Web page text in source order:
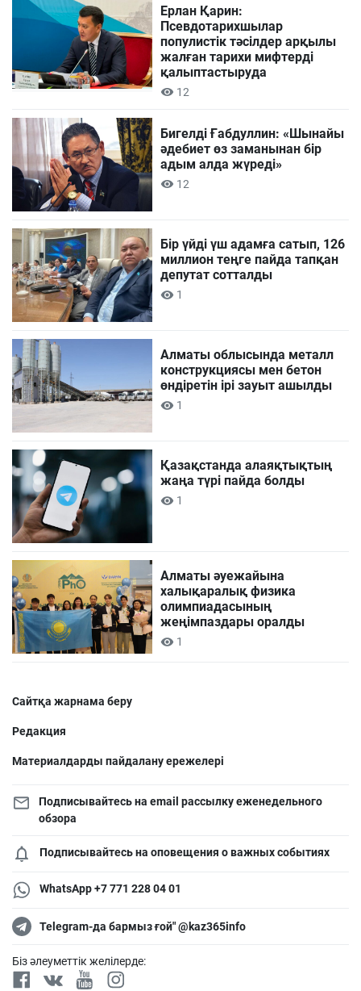
Ерлан Қарин:
Псевдотарихшылар
популистік тәсілдер арқылы
жалған тарихи мифтерді
қалыптастыруда
12
Бигелді Ғабдуллин: «Шынайы
әдебиет өз заманынан бір
адым алда жүреді»
12
Бір үйді үш адамға сатып, 126
миллион теңге пайда тапқан
депутат сотталды
1
Алматы облысында металл
конструкциясы мен бетон
өндіретін ірі зауыт ашылды
1
Қазақстанда алаяқтықтың
жаңа түрі пайда болды
1
Алматы әуежайына
халықаралық физика
олимпиадасының
жеңімпаздары оралды
1
Сайтқа жарнама беру
Редакция
Материалдарды пайдалану ережелері
Подписывайтесь на email рассылку еженедельного
обзора
Подписывайтесь на оповещения о важных событиях
WhatsApp +7 771 228 04 01
Telegram-да бармыз ғой" @kaz365info
Біз әлеуметтік желілерде: